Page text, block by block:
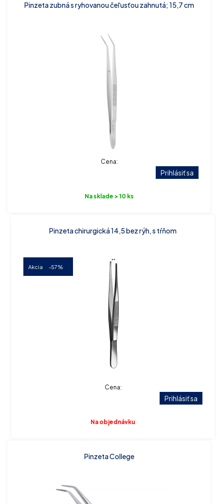
Pinzeta zubná s ryhovanou čeľusťou zahnutá; 15,7 cm
Cena:
Prihlásiť sa
Na sklade > 10 ks
Pinzeta chirurgická 14,5 bez rýh, s tŕňom
Akcia -57%
Cena:
Prihlásiť sa
Na objednávku
Pinzeta College